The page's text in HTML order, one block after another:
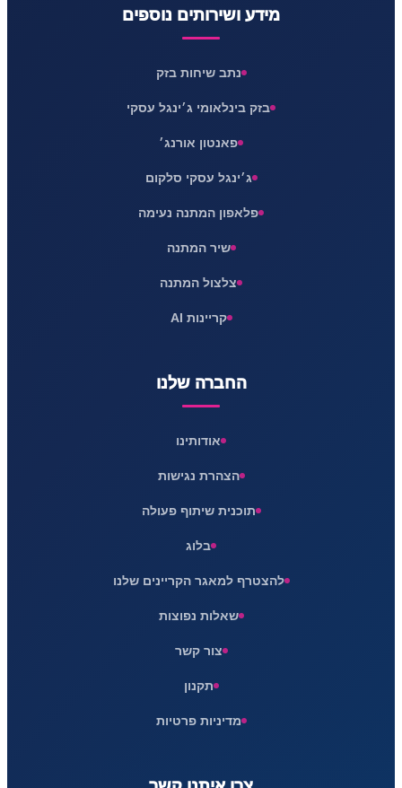
מידע ושירותים נוספים
נתב שיחות בזק
בזק בינלאומי ג׳ינגל עסקי
פאנטון אורנג׳
ג׳ינגל עסקי סלקום
פלאפון המתנה נעימה
שיר המתנה
צלצול המתנה
קריינות AI
החברה שלנו
אודותינו
הצהרת נגישות
תוכנית שיתוף פעולה
בלוג
להצטרף למאגר הקריינים שלנו
שאלות נפוצות
צור קשר
תקנון
מדיניות פרטיות